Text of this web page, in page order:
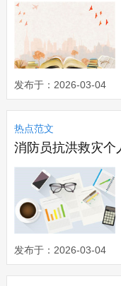
发布于：2026-03-04
热点范文
发布于：2026-03-04